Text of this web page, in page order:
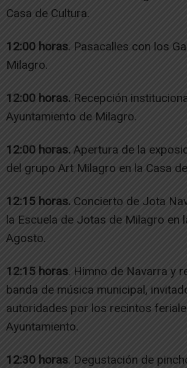
Casa de Cultura.
12:00 horas. Pasacalles con los
Milagro.
12:00 horas. Recepción
Ayuntamiento de Milagro.
12:00 horas. Apertura de la
del grupo Art Milagro en la Casa
12:15 horas. Concierto de Jota
la Escuela de Jotas de Milagro en
Agosto.
12:15 horas. Himno de Navarra y
banda de música municipal,
autoridades por los recintos
Ayuntamiento.
12:30 horas. Degustación de